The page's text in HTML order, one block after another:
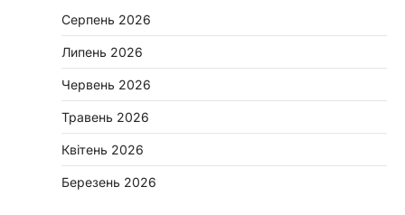
Серпень 2026
Липень 2026
Червень 2026
Травень 2026
Квітень 2026
Березень 2026